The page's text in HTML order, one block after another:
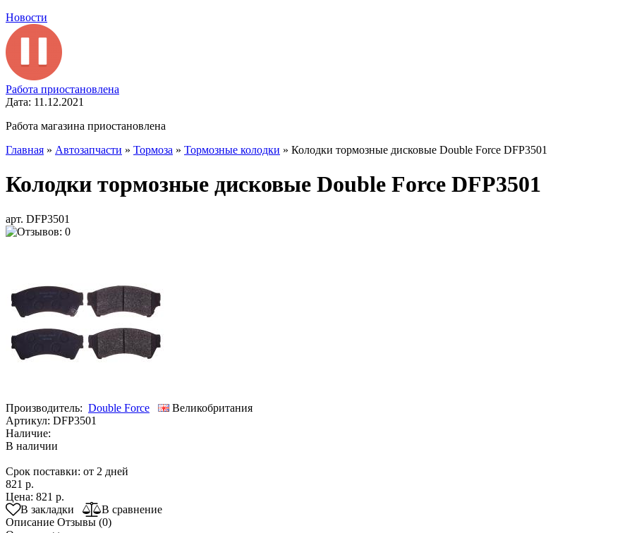
Новости
Работа приостановлена
Дата: 11.12.2021
Работа магазина приостановлена
Главная » Автозапчасти » Тормоза » Тормозные колодки » Колодки тормозные дисковые Double Force DFP3501
Колодки тормозные дисковые Double Force DFP3501
арт. DFP3501
Производитель: Double Force
Великобритания
Артикул: DFP3501
Наличие:
В наличии
Срок поставки: от 2 дней
821 р.
Цена: 821 р.
В закладки
В сравнение
Описание Отзывы (0)